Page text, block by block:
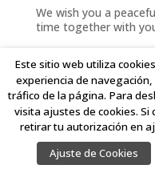
We wish you a
time together with
COPYRIGHT © 2023 LINKING
Este sitio web utiliza
experiencia de
tráfico de la página. Para
visita ajustes de cookies.
retirar tu autorización en
Ajuste de Cookies